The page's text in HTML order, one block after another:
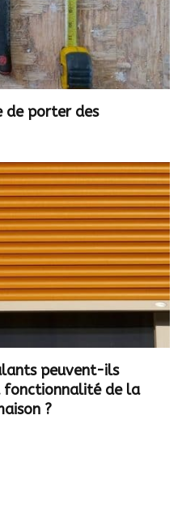
de porter des
peuvent-ils
fonctionnalité de la
?